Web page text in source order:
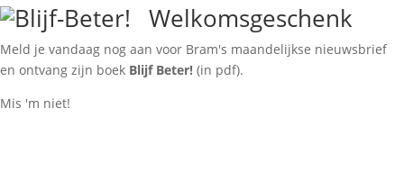
Welkomsgeschenk
Meld je vandaag nog aan voor Bram's maandelijkse nieuwsbrief
en ontvang zijn boek Blijf Beter! (in pdf).
Mis 'm niet!